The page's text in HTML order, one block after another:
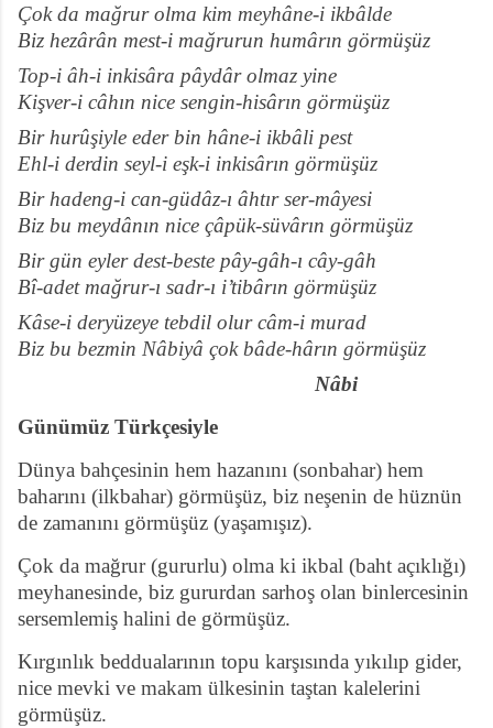
Çok da mağrur olma kim meyhâne-i ikbâlde
Biz hezârân mest-i mağrurun humârın görmüşüz
Top-i âh-i inkisâra pâydâr olmaz yine
Kişver-i câhın nice sengin-hisârın görmüşüz
Bir hurûşiyle eder bin hâne-i ikbâli pest
Ehl-i derdin seyl-i eşk-i inkisârın görmüşüz
Bir hadeng-i can-güdâz-ı âhtır ser-mâyesi
Biz bu meydânın nice çâpük-süvârın görmüşüz
Bir gün eyler dest-beste pây-gâh-ı cây-gâh
Bî-adet mağrur-ı sadr-ı i’tibârın görmüşüz
Kâse-i deryüzeye tebdil olur câm-i murad
Biz bu bezmin Nâbiyâ çok bâde-hârın görmüşüz
Nâbi
Günümüz Türkçesiyle
Dünya bahçesinin hem hazanını (sonbahar) hem
baharını (ilkbahar) görmüşüz, biz neşenin de hüznün
de zamanını görmüşüz (yaşamışız).
Çok da mağrur (gururlu) olma ki ikbal (baht açıklığı)
meyhanesinde, biz gururdan sarhoş olan binlercesinin
sersemlemiş halini de görmüşüz.
Kırgınlık beddualarının topu karşısında yıkılıp gider,
nice mevki ve makam ülkesinin taştan kalelerini
görmüşüz.